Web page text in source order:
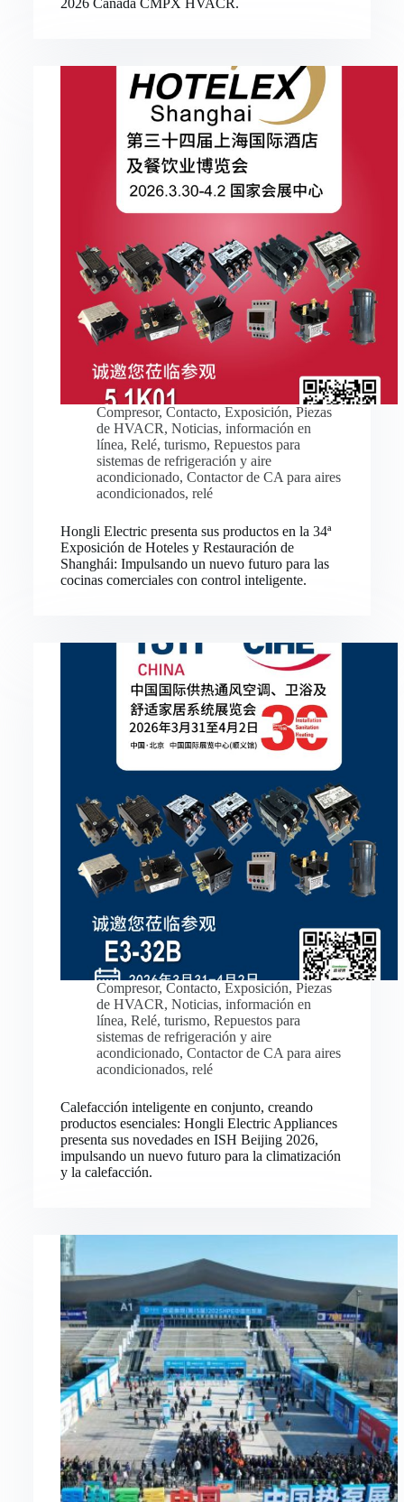
2026 Canada CMPX HVACR.
Compresor, Contacto, Exposición, Piezas
de HVACR, Noticias, información en
línea, Relé, turismo, Repuestos para
sistemas de refrigeración y aire
acondicionado, Contactor de CA para aires
acondicionados, relé
Hongli Electric presenta sus productos en la 34ª
Exposición de Hoteles y Restauración de
Shanghái: Impulsando un nuevo futuro para las
cocinas comerciales con control inteligente.
Compresor, Contacto, Exposición, Piezas
de HVACR, Noticias, información en
línea, Relé, turismo, Repuestos para
sistemas de refrigeración y aire
acondicionado, Contactor de CA para aires
acondicionados, relé
Calefacción inteligente en conjunto, creando
productos esenciales: Hongli Electric Appliances
presenta sus novedades en ISH Beijing 2026,
impulsando un nuevo futuro para la climatización
y la calefacción.